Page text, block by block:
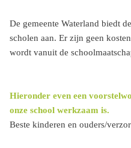
De gemeente Waterland biedt
scholen aan. Er zijn geen
wordt vanuit de
Hieronder even een
onze school werkzaam is.
Beste kinderen en ouders/